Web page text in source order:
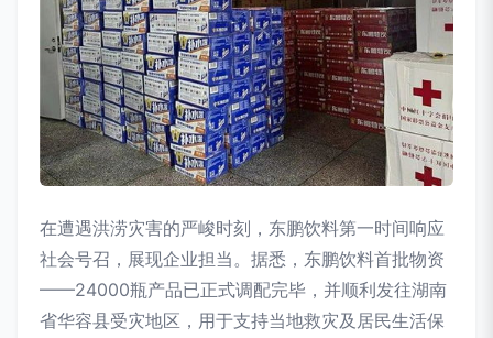
在遭遇洪涝灾害的严峻时刻，东鹏饮料第一时间响应
社会号召，展现企业担当。据悉，东鹏饮料首批物资
——24000瓶产品已正式调配完毕，并顺利发往湖南
省华容县受灾地区，用于支持当地救灾及居民生活保